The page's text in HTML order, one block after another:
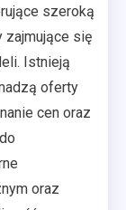
szeroką
zajmujące się
Istnieją
oferty
cen oraz
oraz